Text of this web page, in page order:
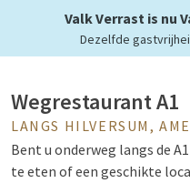
Valk Verrast is nu
Dezelfde
op elk
Wegrestaurant A1
LANGS HILVERSUM,
Bent u onderweg langs de
te eten of een geschikte